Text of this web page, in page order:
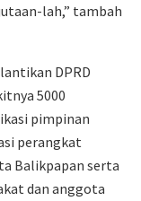
lah,” tambah
DPRD
5000
pimpinan
perangkat
Balikpapan serta
dan anggota